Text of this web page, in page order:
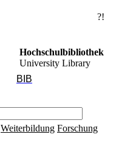
?!
Hochschulbibliothek
University Library
BIB
Weiterbildung Forschung